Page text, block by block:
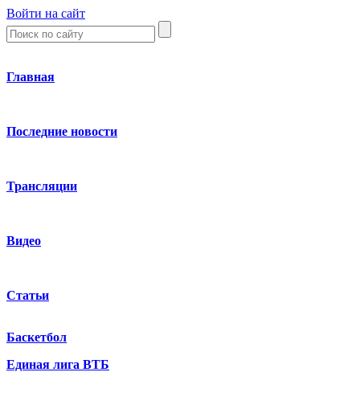
Войти на сайт
Главная
Последние новости
Трансляции
Видео
Статьи
Баскетбол
Единая лига ВТБ